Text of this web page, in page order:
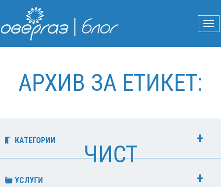
АРХИВ ЗА ЕТИКЕТ:
ЧИСТ
КАТЕГОРИИ
УСЛУГИ